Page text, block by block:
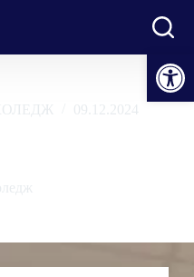
Відкрити Панель інструментів
09.12.2024